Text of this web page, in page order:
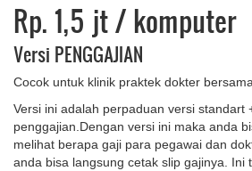
Rp. 1,5 jt/ komputer
Versi PENGGAJIAN
Cocok untuk klinik praktek dokter
Versi ini adalah perpaduan versi standart
penggajian.Dengan versi ini maka anda
melihat berapa gaji para pegawai dan
anda bisa langsung cetak slip gajinya. Ini